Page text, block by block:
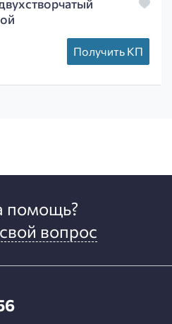
Получить КП
помощь?
вопрос